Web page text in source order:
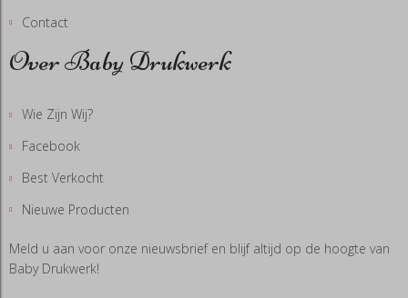
Contact
Over Baby Drukwerk
Wie Zijn Wij?
Facebook
Best Verkocht
Nieuwe Producten
Meld u aan voor onze nieuwsbrief en blijf altijd op de hoogte van
Baby Drukwerk!